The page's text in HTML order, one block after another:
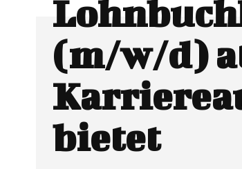
(m/w/d)
bietet